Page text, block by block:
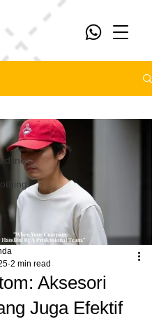
Aksesori
Juga Efektif
2 min read